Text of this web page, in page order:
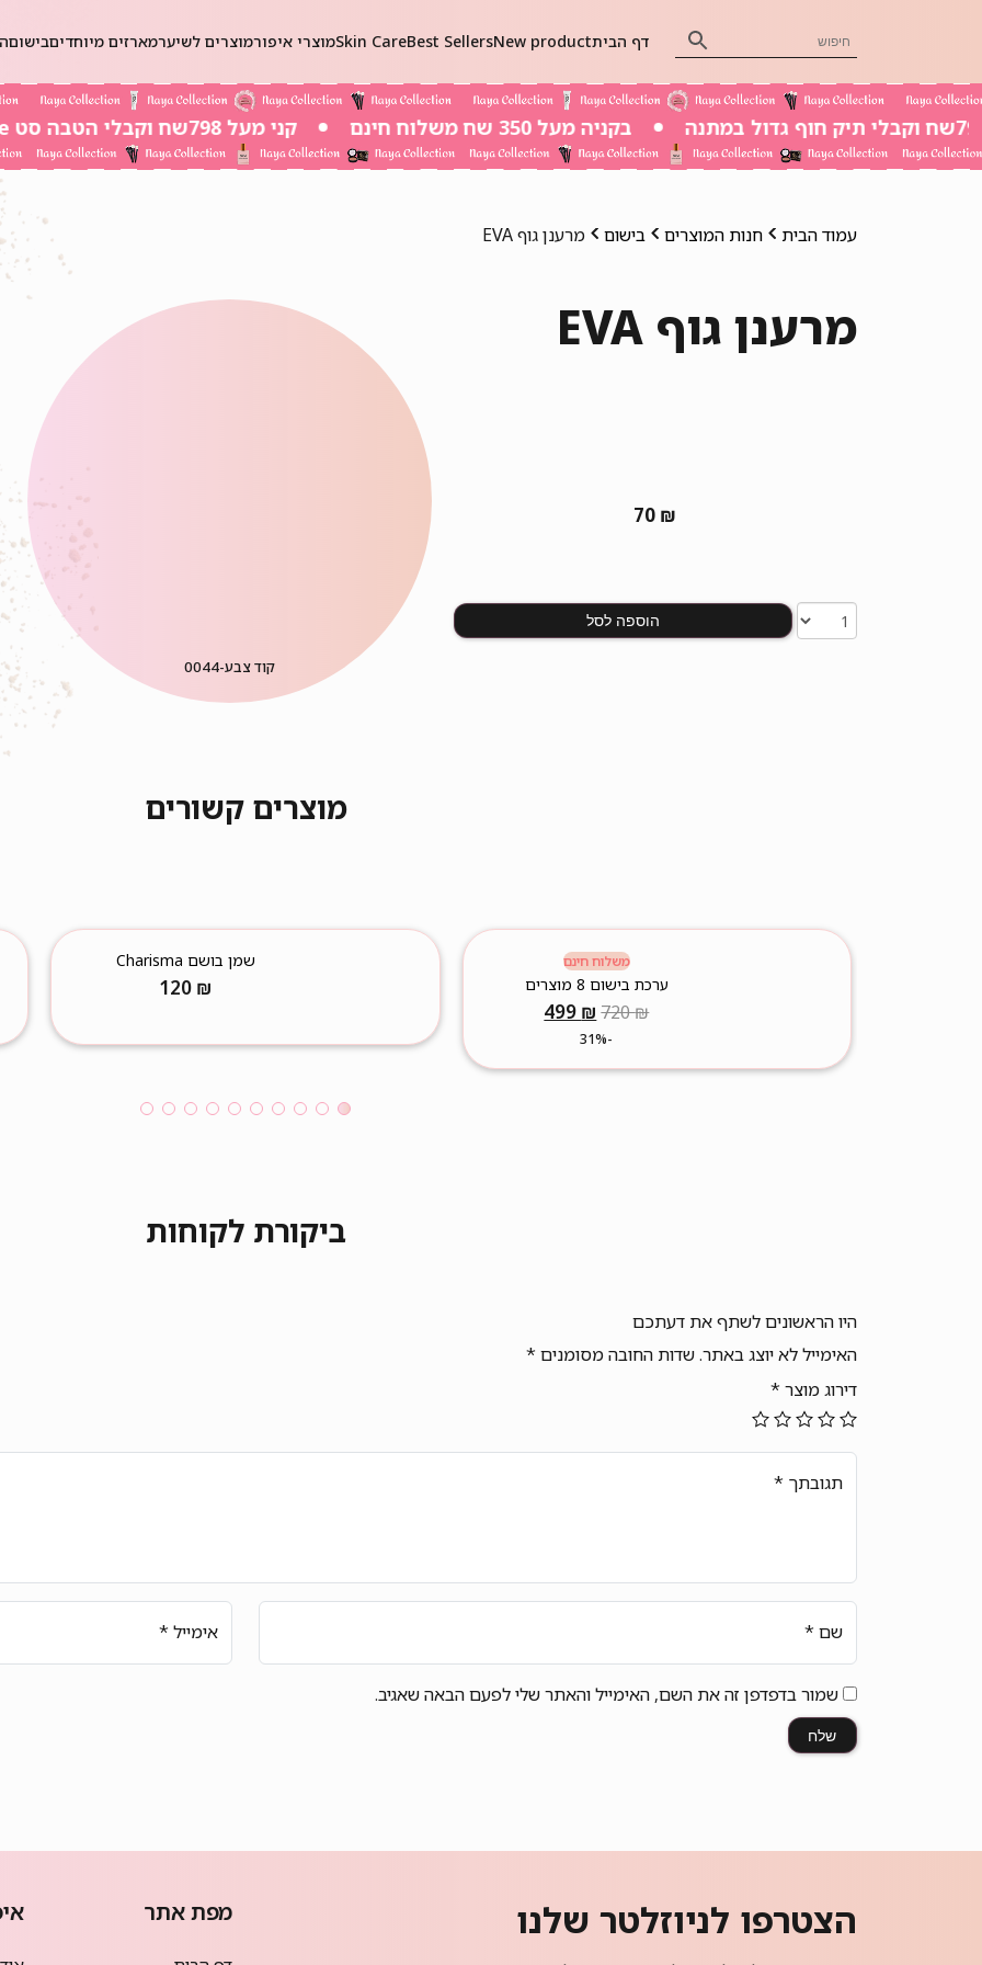
דף הביתNew product
Best Sellers
Skin Careמוצרי איפורמוצרים לשיערמארזים מיוחדיםבישום
בקניה מעל 350 שח משלוח חינם קני מעל 798שח וקבלי הטבה סט Self-Care ב 20שח בלבד!
עמוד הבית חנות המוצרים בישום מרענן גוף EVA
מרענן גוף EVA
קוד צבע-0044
70 ₪
הוספה לסל
מוצרים קשורים
משלוח חינם
ערכת בישום 8 מוצרים
720₪
המחיר
המקורי
499 ₪
המחיר
-31%
שמן בושם Charisma
120 ₪
ביקורת לקוחות
היו הראשונים לשתף את דעתכם
האימייל לא יוצג באתר.שדות החובה מסומנים *
דירוג מוצר *
תגובתך *
שם * אימייל *
שמור בדפדפן זה את השם, האימייל והאתר שלי לפעם הבאה שאגיב.
הצטרפו לניוזלטר שלנו מפת אתר